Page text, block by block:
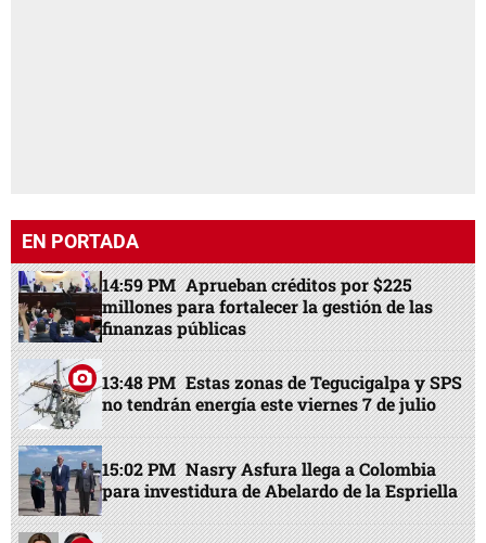
EN PORTADA
14:59 PM Aprueban créditos por $225
millones para fortalecer la gestión de las
finanzas públicas
13:48 PM Estas zonas de Tegucigalpa y SPS
no tendrán energía este viernes 7 de julio
15:02 PM Nasry Asfura llega a Colombia
para investidura de Abelardo de la Espriella